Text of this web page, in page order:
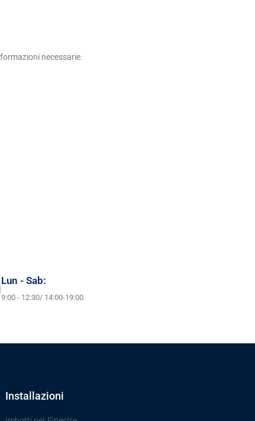
necessarie.
Lun - Sab:
9:00 - 12:30/ 14:00-19:00
Installazioni